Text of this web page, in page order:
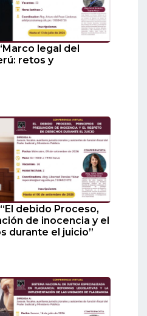
legal del
retos y
debido Proceso,
de inocencia y el
durante el juicio”